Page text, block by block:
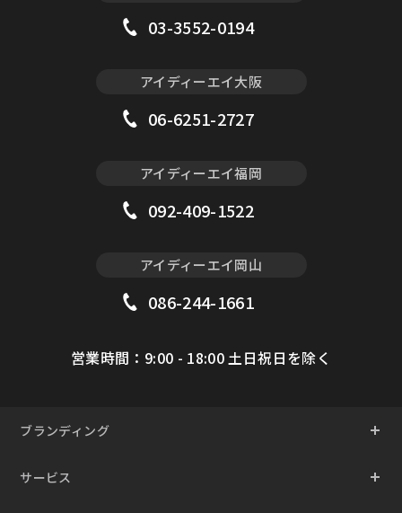
03-3552-0194
アイディーエイ大阪
06-6251-2727
アイディーエイ福岡
092-409-1522
アイディーエイ岡山
086-244-1661
営業時間：9:00 - 18:00 土日祝日を除く
ブランディング
サービス